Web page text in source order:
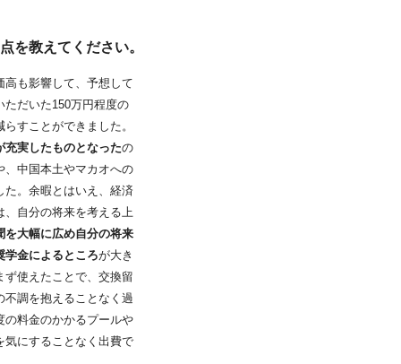
を教えてください。
も影響して、予想して
ただいた150万円程度の
すことができました。
充実したものとなったの
、中国本土やマカオへの
。余暇とはいえ、経済
、自分の将来を考える上
を大幅に広め自分の将来
学金によるところが大き
使えたことで、交換留
調を抱えることなく過
の料金のかかるプールや
気にすることなく出費で